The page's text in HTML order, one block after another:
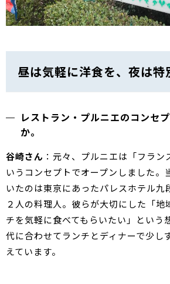
昼は気軽に洋食を、夜は特
レストラン・プルニエのコンセ
か。
谷崎さん ：元々、プルニエは「フラン
いうコンセプトでオープンしました。
いたのは東京にあったパレスホテル九
２人の料理人。彼らが大切にした「地
チを気軽に食べてもらいたい」という
代に合わせてランチとディナーで少し
えています。